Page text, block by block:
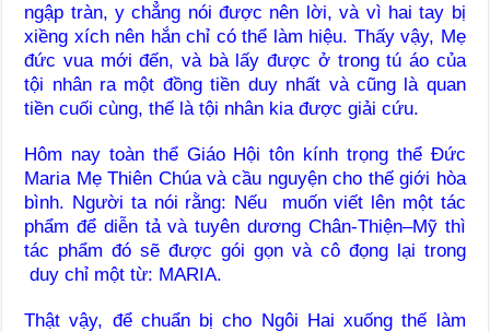
ngập tràn, y chẳng nói được nên lời, và vì hai tay bị
xiềng xích nên hắn chỉ có thể làm hiệu. Thấy vậy, Mẹ
đức vua mới đến, và bà lấy được ở trong tú áo của
tội nhân ra một đồng tiền duy nhất và cũng là quan
tiền cuối cùng, thế là tội nhân kia được giải cứu.
Hôm nay toàn thể Giáo Hội tôn kính trọng thể Đức
Maria Mẹ Thiên Chúa và cầu nguyện cho thế giới hòa
bình. Người ta nói rằng: Nếu muốn viết lên một tác
phẩm để diễn tả và tuyên dương Chân-Thiện–Mỹ thì
tác phẩm đó sẽ được gói gọn và cô đọng lại trong
duy chỉ một từ: MARIA.
Thật vậy, để chuẩn bị cho Ngôi Hai xuống thế làm